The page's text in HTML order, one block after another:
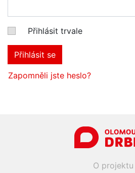
Přihlásit trvale
Přihlásit se
Zapomněli jste heslo?
O projektu